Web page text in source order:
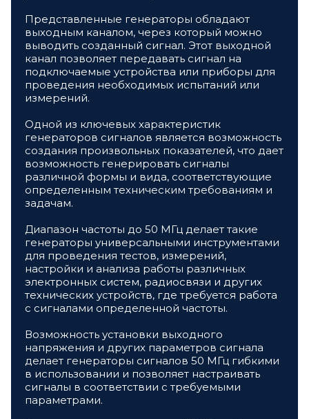
Представленные генераторы обладают
выходным каналом, через который можно
выводить созданный сигнал. Этот выходной
канал позволяет передавать сигнал на
подключаемые устройства или приборы для
проведения необходимых испытаний или
измерений.
Одной из ключевых характеристик
генераторов сигналов является возможность
создания произвольных показателей, что дает
возможность генерировать сигналы
различной формы и вида, соответствующие
определенным техническим требованиям и
задачам.
Диапазон частоты до 50 МГц делает такие
генераторы универсальными инструментами
для проведения тестов, измерений,
настройки и анализа работы различных
электронных систем, радиосвязи и других
технических устройств, где требуется работа
с сигналами определенной частоты.
Возможность установки выходного
напряжения и других параметров сигнала
делает генераторы сигналов 50 МГц гибкими
в использовании и позволяет настраивать
сигналы в соответствии с требуемыми
параметрами.